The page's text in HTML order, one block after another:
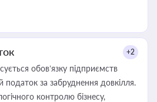
+2
обов’язку підприємств
податок за забруднення довкілля.
контролю бізнесу,